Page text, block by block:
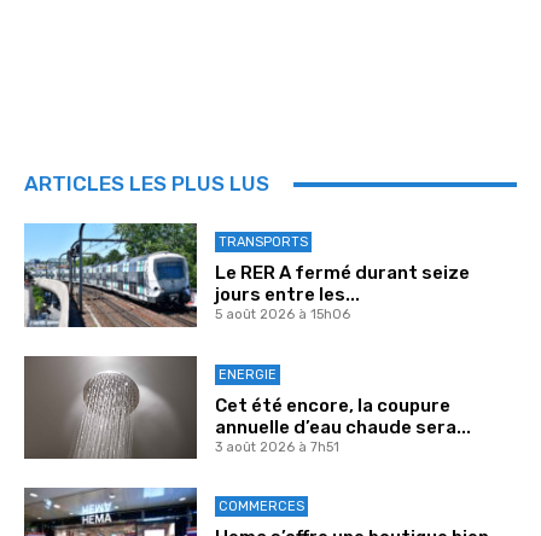
ARTICLES LES PLUS LUS
TRANSPORTS
Le RER A fermé durant seize
jours entre les...
5 août 2026 à 15h06
ENERGIE
Cet été encore, la coupure
annuelle d’eau chaude sera...
3 août 2026 à 7h51
COMMERCES